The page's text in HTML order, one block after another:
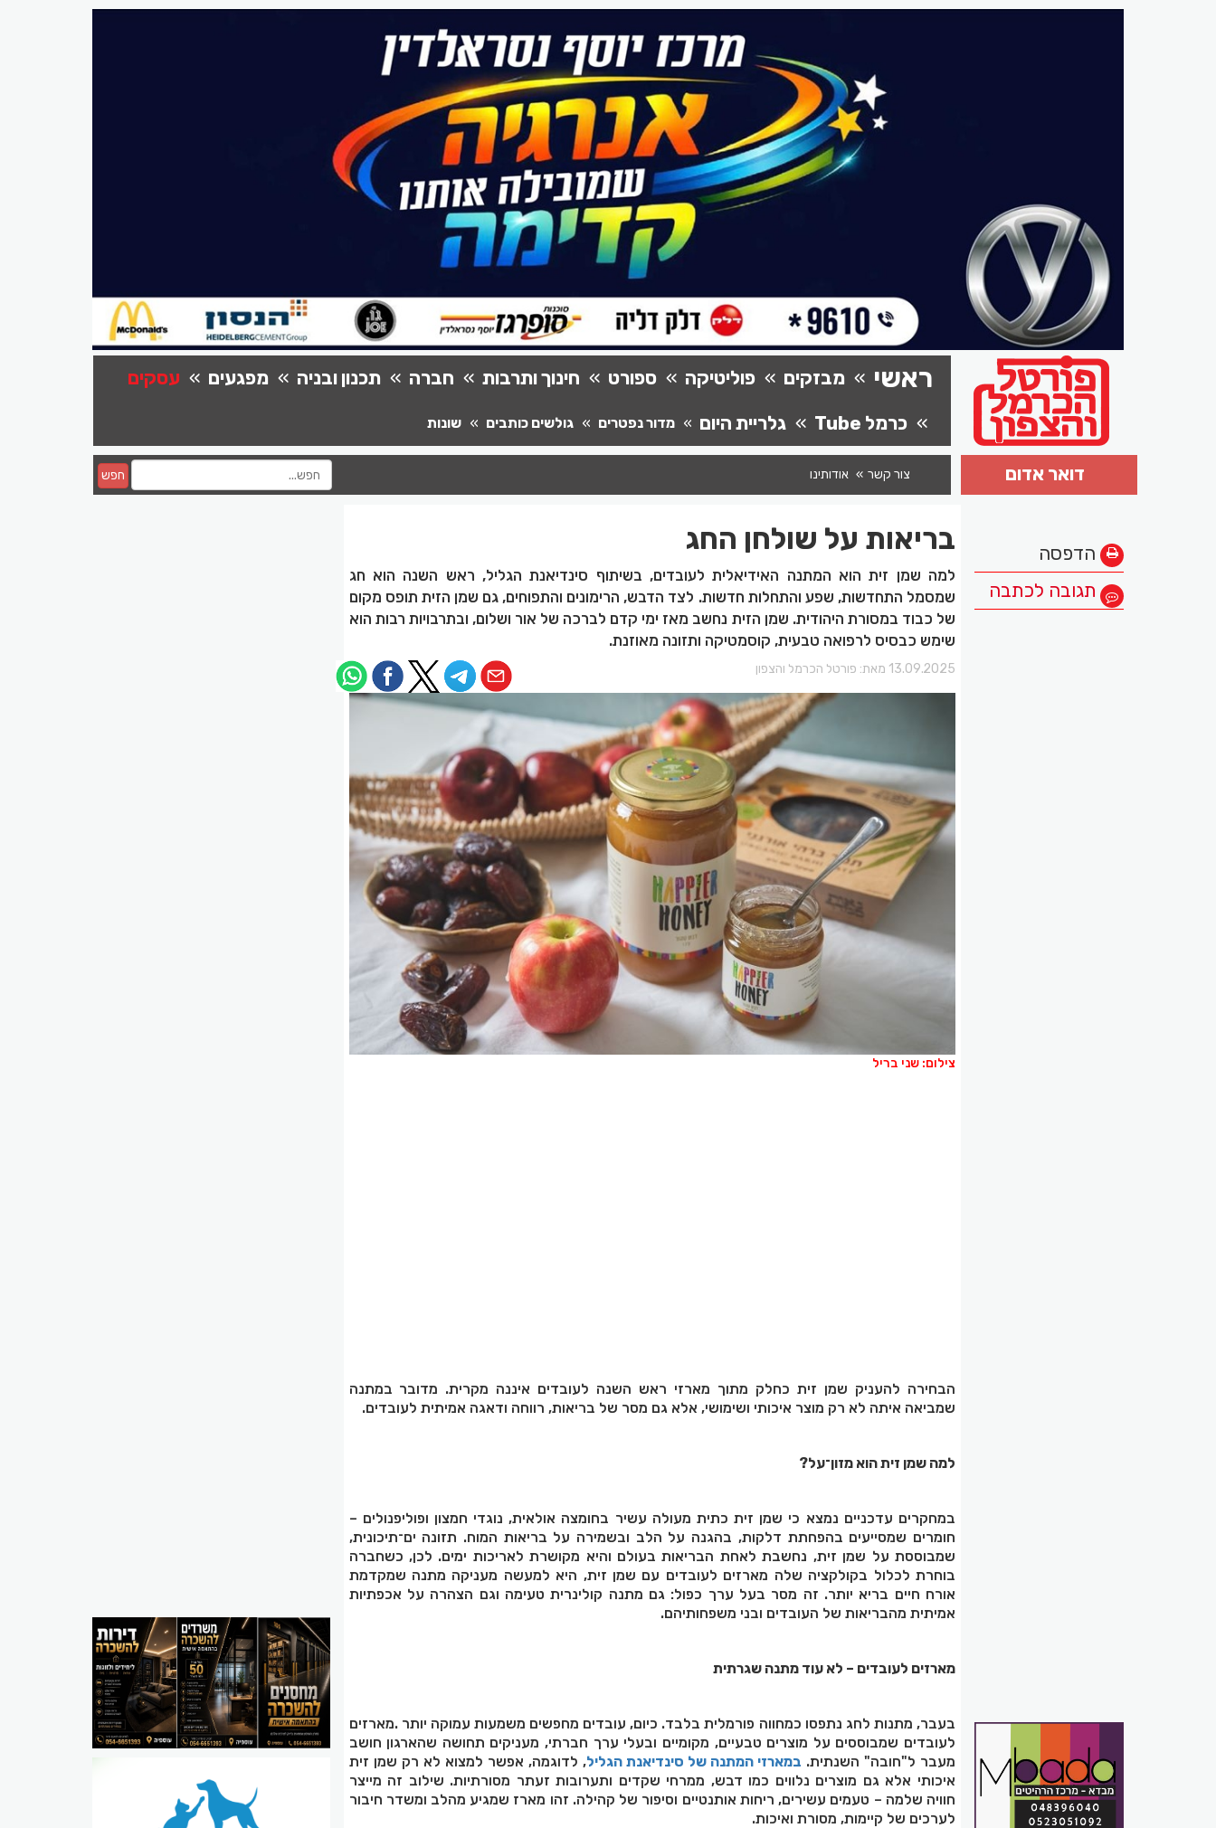
ראשי מבזקים פוליטיקה ספורט חינוך ותרבות חברה תכנון ובניה מפגעים
עסקים
כרמל Tube
גלריית היום מדור נפטרים גולשים כותבים שונות
צור קשר אודותינו חפש דואר אדום
הדפסה
תגובה לכתבה
בריאות על שולחן החג
למה שמן זית הוא המתנה האידיאלית לעובדים, בשיתוף סינדיאנת הגליל, ראש השנה הוא חג
שמסמל התחדשות, שפע והתחלות חדשות. לצד הדבש, הרימונים והתפוחים, גם שמן הזית תופס מקום
של כבוד במסורת היהודית. שמן הזית נחשב מאז ימי קדם לברכה של אור ושלום, ובתרבויות רבות הוא
שימש כבסיס לרפואה טבעית, קוסמטיקה ותזונה מאוזנת.
13.09.2025 מאת: פורטל הכרמל והצפון
צילום: שני בריל
הבחירה להעניק שמן זית כחלק מתוך מארזי ראש השנה לעובדים איננה מקרית. מדובר במתנה
שמביאה איתה לא רק מוצר איכותי ושימושי, אלא גם מסר של בריאות, רווחה ודאגה אמיתית לעובדים.
למה שמן זית הוא מזון־על?
במחקרים עדכניים נמצא כי שמן זית כתית מעולה עשיר בחומצה אולאית, נוגדי חמצון ופוליפנולים –
חומרים שמסייעים בהפחתת דלקות, בהגנה על הלב ובשמירה על בריאות המוח. תזונה ים־תיכונית,
שמבוססת על שמן זית, נחשבת לאחת הבריאות בעולם והיא מקושרת לאריכות ימים. לכן, כשחברה
בוחרת לכלול בקולקציה שלה מארזים לעובדים עם שמן זית, היא למעשה מעניקה מתנה שמקדמת
אורח חיים בריא יותר. זה מסר בעל ערך כפול: גם מתנה קולינרית טעימה וגם הצהרה על אכפתיות
אמיתית מהבריאות של העובדים ובני משפחותיהם.
מארזים לעובדים – לא עוד מתנה שגרתית
בעבר, מתנות לחג נתפסו כמחווה פורמלית בלבד. כיום, עובדים מחפשים משמעות עמוקה יותר .מארזים
לעובדים שמבוססים על מוצרים טבעיים, מקומיים ובעלי ערך חברתי, מעניקים תחושה שהארגון חושב
מעבר ל"חובה" השנתית. במארזי המתנה של סינדיאנת הגליל, לדוגמה, אפשר למצוא לא רק שמן זית
איכותי אלא גם מוצרים נלווים כמו דבש, ממרחי שקדים ותערובות זעתר מסורתיות. שילוב זה מייצר
חוויה שלמה – טעמים עשירים, ריחות אותנטיים וסיפור של קהילה. זהו מארז שמגיע מהלב ומשדר חיבור
לערכים של קיימות, מסורת ואיכות.